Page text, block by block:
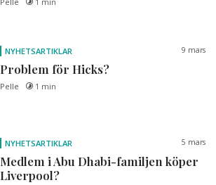
1 min
NYHETSARTIKLAR 9 mars
Problem för Hicks?
Pelle 1 min
NYHETSARTIKLAR 5 mars
Medlem i Abu Dhabi-familjen köper
Liverpool?